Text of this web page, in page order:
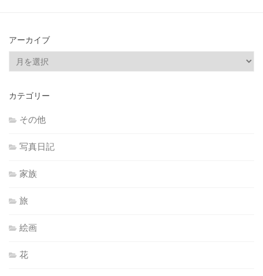
アーカイブ
ー
イ
カテゴリー
その他
写真日記
家族
旅
絵画
花